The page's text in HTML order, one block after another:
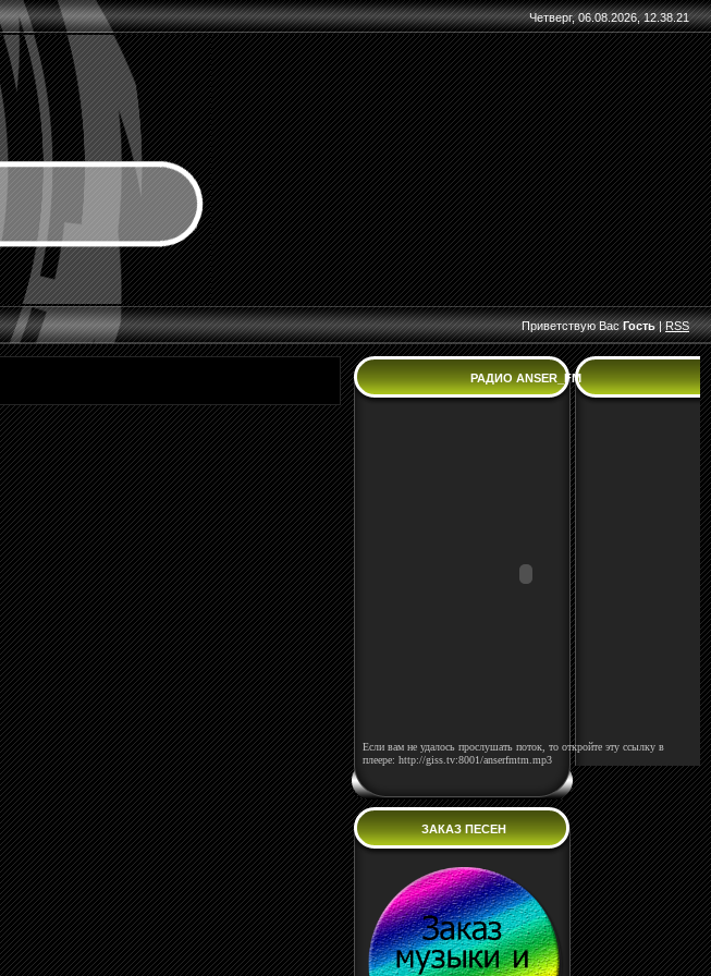
Четверг, 06.08.2026, 12.38.21
Приветствую Вас Гость|RSS
РАДИО ANSER_FM
Если вам не удалось прослушать поток, то откройте эту ссылку в
плеере: http://giss.tv:8001/anserfmtm.mp3
ЗАКАЗ ПЕСЕН